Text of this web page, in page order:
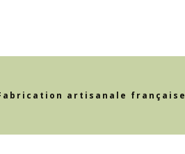
artisanale française